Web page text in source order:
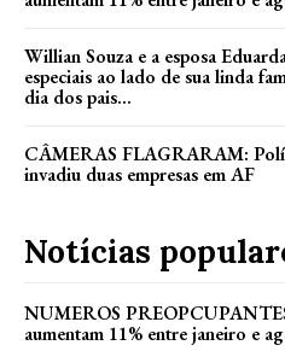
Willian Souza e a esposa
especiais ao lado de sua linda
dia dos pais...
CÂMERAS FLAGRARAM:
invadiu duas empresas em AF
Notícias
NUMEROS
aumentam 11% entre janeiro e